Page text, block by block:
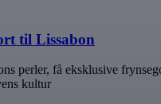
til Lissabon
perler, få eksklusive
kultur